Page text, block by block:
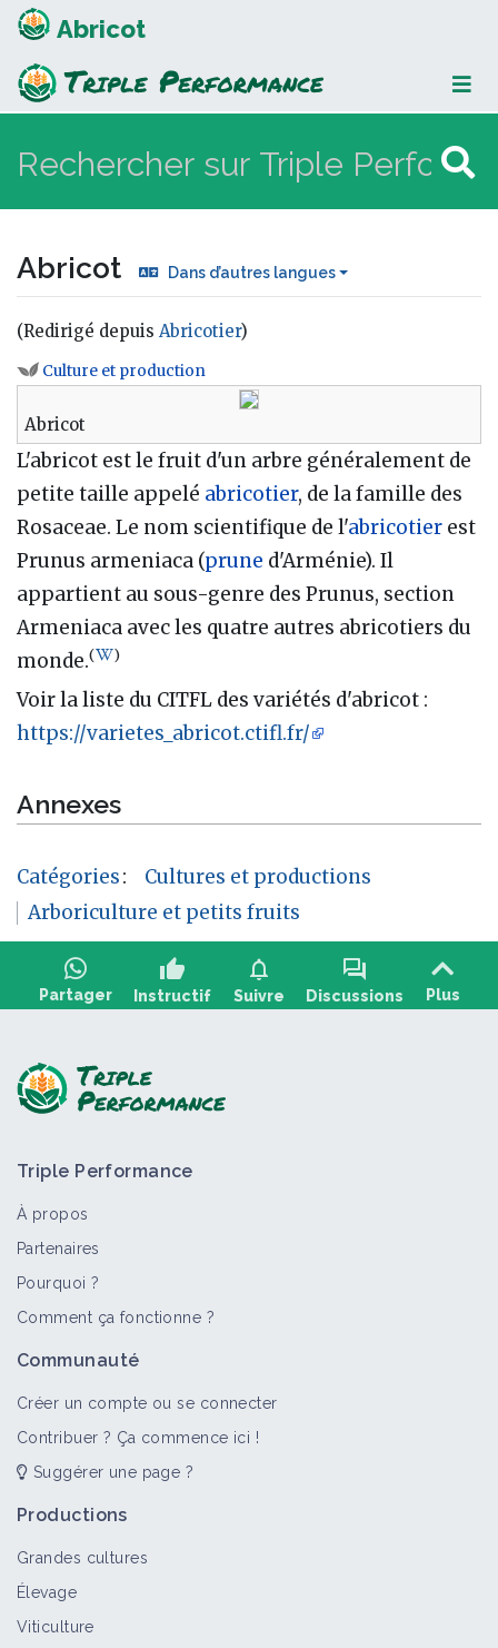
Abricot
Abricot Dans d’autres langues
(Redirigé depuis Abricotier)
Aller à :navigation,rechercher
Culture et production
Abricot
L'abricot est le fruit d'un arbre généralement de
petite taille appelé abricotier, de la famille des
Rosaceae. Le nom scientifique de l'abricotier est
Prunus armeniaca (prune d'Arménie). Il
appartient au sous-genre des Prunus, section
Armeniaca avec les quatre autres abricotiers du
monde.( )
Voir la liste du CITFL des variétés d'abricot :
https://varietes_abricot.ctifl.fr/
Annexes
Catégories:
Cultures et productions
Arboriculture et petits fruits
Partager
thumb_up
Instructif
notifications
Suivre
forum
Discussions Plus
Fiche technique
Utiliser la méthode sandwich pour
Triple Performance
À propos
Partenaires
Pourquoi ?
Comment ça fonctionne ?
Communauté
Créer un compte ou se connecter
Contribuer ? Ça commence ici !
Suggérer une page ?
Productions
Grandes cultures
Élevage
Viticulture